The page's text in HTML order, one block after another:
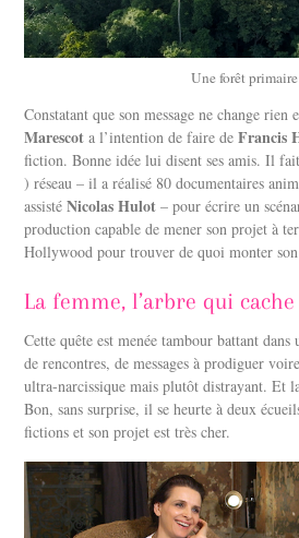
Une forêt primaire
Constatant que son message ne change rien
Marescot a l’intention de faire deFrancis
fiction. Bonne idée lui disent ses amis. Il
) réseau – il a réalisé 80 documentaires
assistéNicolas Hulot – pour écrire un
production capable de mener son projet à
Hollywood pour trouver de quoi monter
La femme, l’arbre qui
Cette quête est menée tambour battant
de rencontres, de messages à prodiguer
ultra-narcissique mais plutôt distrayant. Et
Bon, sans surprise, il se heurte à deux
fictions et son projet est très cher.